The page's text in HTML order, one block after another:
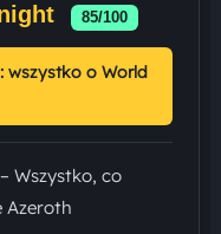
85/100
wszystko o World
Wszystko, co
Azeroth